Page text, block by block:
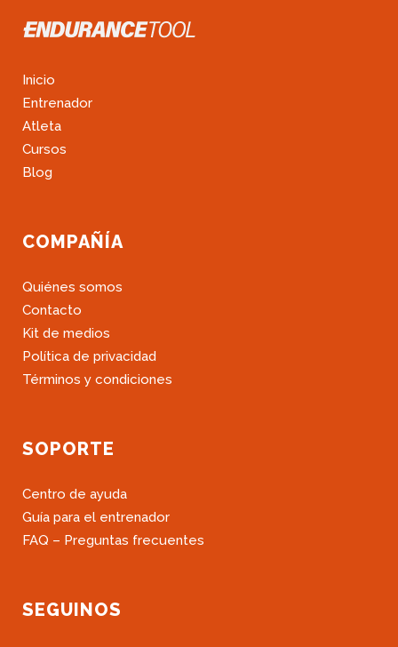
Inicio
Entrenador
Atleta
Cursos
Blog
COMPAÑÍA
Quiénes somos
Contacto
Kit de medios
Política de privacidad
Términos y condiciones
SOPORTE
Centro de ayuda
Guía para el entrenador
FAQ – Preguntas frecuentes
SEGUINOS